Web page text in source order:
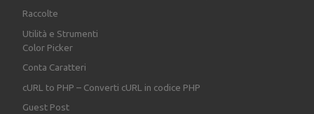
Raccolte
Utilità e Strumenti
Color Picker
Conta Caratteri
cURL to PHP – Converti cURL in codice PHP
Guest Post